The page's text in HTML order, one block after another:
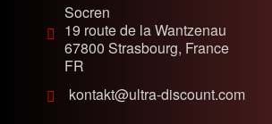
Socren
19 route de la Wantzenau
67800 Strasbourg, France
FR
kontakt@ultra-discount.com